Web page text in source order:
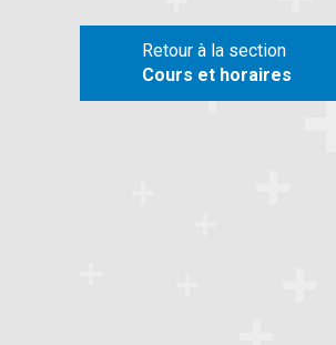
Retour à la section
Cours et horaires